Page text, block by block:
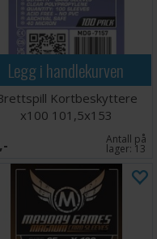
Legg i handlekurven
Kortbeskyttere
x100 101,5x153
Antall på
lager: 13